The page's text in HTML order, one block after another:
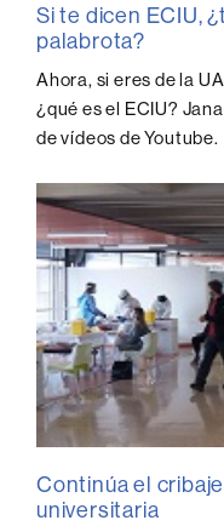
Si te dicen ECIU,
palabrota?
Ahora, si eres de la
¿qué es el ECIU?
de vídeos de Youtube.
Continúa el
universitaria